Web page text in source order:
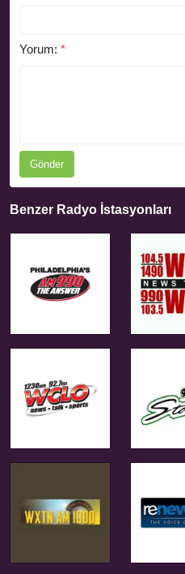
Yorum: *
Gönder
Benzer Radyo İstasyonları